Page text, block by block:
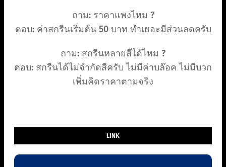
ถาม: ราคาแพงไหม ?
ตอบ: ค่าสกรีนเริ่มต้น 50 บาท ทำเยอะมีส่วนลดครับ
ถาม: สกรีนหลายสีได้ไหม ?
ตอบ: สกรีนได้ไม่จำกัดสีครับ ไม่มีค่าบล๊อค ไม่มีบวก
เพิ่มคิดราคาตามจริง
LINK